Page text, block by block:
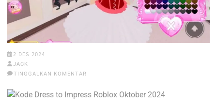
2 DES 2024
JACK
TINGGALKAN KOMENTAR